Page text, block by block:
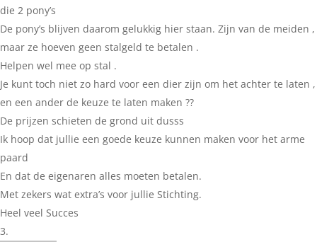
die 2 pony’s
De pony’s blijven daarom gelukkig hier staan. Zijn van de meiden ,
maar ze hoeven geen stalgeld te betalen .
Helpen wel mee op stal .
Je kunt toch niet zo hard voor een dier zijn om het achter te laten ,
en een ander de keuze te laten maken ??
De prijzen schieten de grond uit dusss
Ik hoop dat jullie een goede keuze kunnen maken voor het arme
paard
En dat de eigenaren alles moeten betalen.
Met zekers wat extra’s voor jullie Stichting.
Heel veel Succes